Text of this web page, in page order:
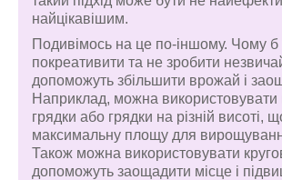
найцікавішим.
Подивімось на це по-іншому. Чому б
покреативити та не зробити
допоможуть збільшити врожай і
Наприклад, можна використовувати
грядки або грядки на різній висоті,
максимальну площу для
Також можна використовувати
допоможуть заощадити місце і